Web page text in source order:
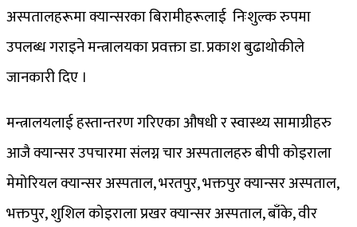
अस्पतालहरूमा क्यान्सरका बिरामीहरूलाई निःशुल्क रुपमा
उपलब्ध गराइने मन्त्रालयका प्रवक्ता डा. प्रकाश बुढाथोकीले
जानकारी दिए ।
मन्त्रालयलाई हस्तान्तरण गरिएका औषधी र स्वास्थ्य सामाग्रीहरु
आजै क्यान्सर उपचारमा संलग्न चार अस्पतालहरु बीपी कोइराला
मेमोरियल क्यान्सर अस्पताल, भरतपुर, भक्तपुर क्यान्सर अस्पताल,
भक्तपुर, शुशिल कोइराला प्रखर क्यान्सर अस्पताल, बाँके, वीर